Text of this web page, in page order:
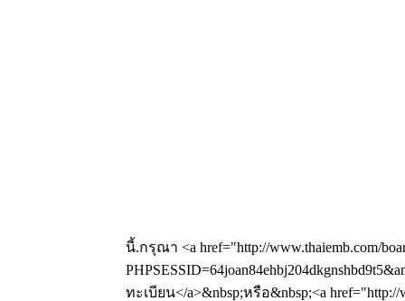
นี้.กรุณา <a href="http://www.thaiemb.com/
ทะเบียน</a>&nbsp;หรือ&nbsp;<a href="http://